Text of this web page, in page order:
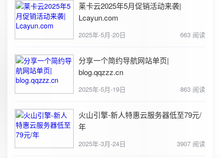
莱卡云2025年5月促销活动来袭|
Lcayun.com
2025年-5月-20日 663 阅读
分享一个简约导航网站单页|
blog.qqzzz.cn
2025年-5月-19日 863 阅读
火山引擎-新人特惠云服务器低至79元/
年
2025年-3月-24日 3907 阅读